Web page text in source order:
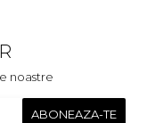
noastre